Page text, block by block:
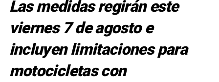
Las medidas regirán este
viernes 7 de agosto e
incluyen limitaciones para
motocicletas con